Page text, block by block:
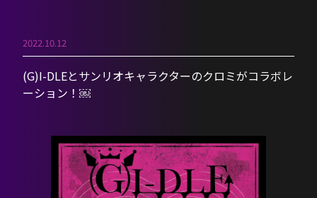
2022.10.12
(G)I-DLEとサンリオキャラクターのクロミがコラボレ
ーション！￼